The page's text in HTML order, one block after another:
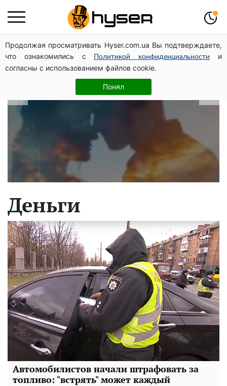
Продолжая просматривать Hyser.com.ua Вы подтверждаете,
что ознакомились с
Политикой конфиденциальности
и
согласны с использованием файлов cookie.
Понял
В какие даты рождаются самые
верные мужчины: лучше сразу
проверить, чтоб потом не страдать
Деньги
Автомобилистов начали штрафовать за
топливо: "встрять" может каждый